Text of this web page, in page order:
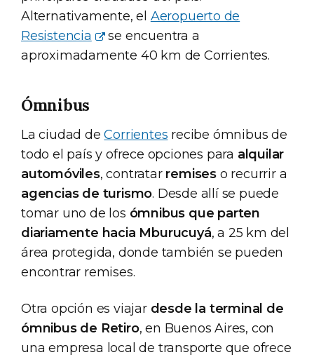
Alternativamente, el Aeropuerto de
Resistencia
se encuentra a
aproximadamente 40 km de Corrientes.
Ómnibus
La ciudad deCorrientes recibe ómnibus de
todo el país y ofrece opciones para alquilar
automóviles, contratar remises o recurrir a
agencias de turismo. Desde allí se puede
tomar uno de los ómnibus que parten
diariamente hacia Mburucuyá, a 25 km del
área protegida, donde también se pueden
encontrar remises.
Otra opción es viajar desde la terminal de
ómnibus de Retiro, en Buenos Aires, con
una empresa local de transporte que ofrece